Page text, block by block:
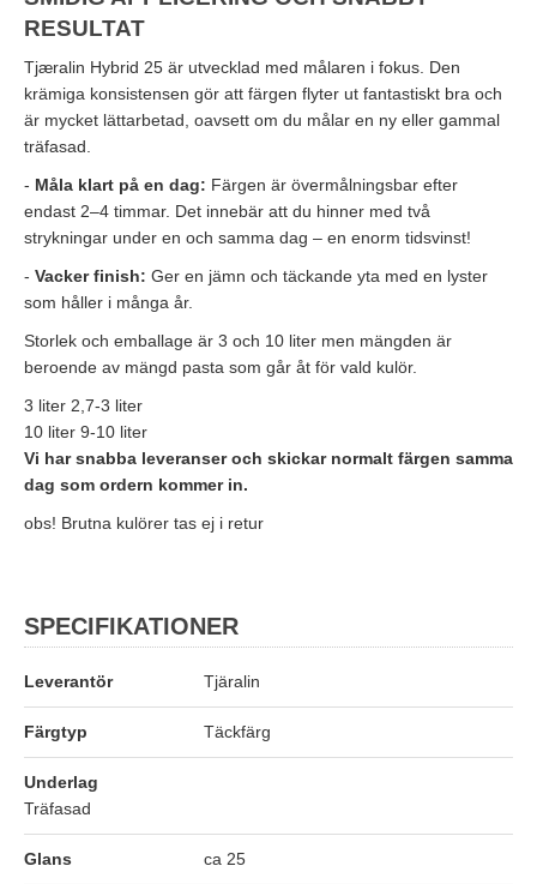
RESULTAT
Tjæralin Hybrid 25 är utvecklad med målaren i fokus. Den
krämiga konsistensen gör att färgen flyter ut fantastiskt bra och
är mycket lättarbetad, oavsett om du målar en ny eller gammal
träfasad.
- Måla klart på en dag: Färgen är övermålningsbar efter
endast 2–4 timmar. Det innebär att du hinner med två
strykningar under en och samma dag – en enorm tidsvinst!
- Vacker finish: Ger en jämn och täckande yta med en lyster
som håller i många år.
Storlek och emballage är 3 och 10 liter men mängden är
beroende av mängd pasta som går åt för vald kulör.
3 liter 2,7-3 liter
10 liter 9-10 liter
Vi har snabba leveranser och skickar normalt färgen samma
dag som ordern kommer in.
obs! Brutna kulörer tas ej i retur
SPECIFIKATIONER
Leverantör Tjäralin
Färgtyp Täckfärg
Underlag
Träfasad
Glans ca 25